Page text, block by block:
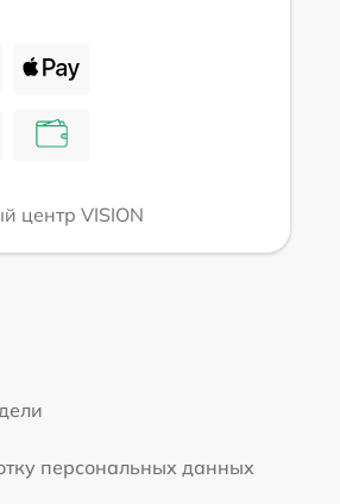
центр VISION
персональных данных